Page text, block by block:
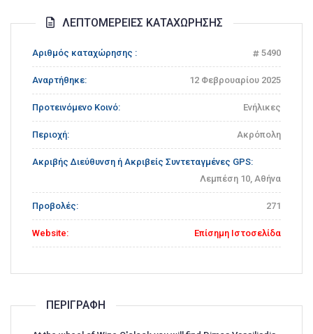
ΛΕΠΤΟΜΈΡΕΙΕΣ ΚΑΤΑΧΏΡΗΣΗΣ
Αριθμός καταχώρησης : 5490
Αναρτήθηκε: 12 Φεβρουαρίου 2025
Προτεινόμενο Κοινό: Ενήλικες
Περιοχή: Ακρόπολη
Ακριβής Διεύθυνση ή Ακριβείς Συντεταγμένες GPS:
Λεμπέση 10, Αθήνα
Προβολές: 271
Website: Επίσημη Ιστοσελίδα
ΠΕΡΙΓΡΑΦΉ